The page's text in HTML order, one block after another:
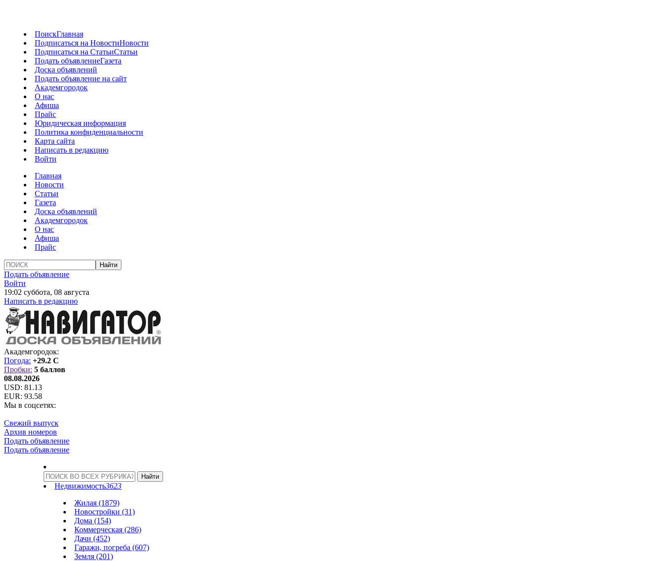
ПоискГлавная
Подписаться на НовостиНовости
Подписаться на СтатьиСтатьи
Подать объявлениеГазета
Доска объявлений
Подать объявление на сайт
Академгородок
О нас
Афиша
Прайс
Юридическая информация
Политика конфиденциальности
Карта сайта
Написать в редакцию
Войти
Главная
Новости
Статьи
Газета
Доска объявлений
Академгородок
О нас
Афиша
Прайс
Подать объявление
Войти
19:02 суббота, 08 августа
Написать в редакцию
Академгородок:
Погода: +29.2 C
Пробки: 5 баллов
08.08.2026
USD: 81.13
EUR: 93.58
Мы в соцсетях:
Свежий выпуск
Архив номеров
Подать объявление
Подать объявление
Недвижимость3623
Жилая (1879)
Новостройки (31)
Дома (154)
Коммерческая (286)
Дачи (452)
Гаражи, погреба (607)
Земля (201)